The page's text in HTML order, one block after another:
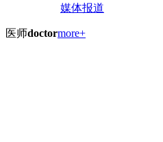
媒体报道
医师doctormore+